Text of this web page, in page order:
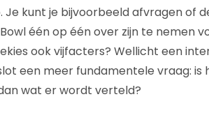
kunt je bijvoorbeeld afvragen of
één op één over zijn te nemen
ook vijfacters? Wellicht een
een meer fundamentele vraag: is
wat er wordt verteld?